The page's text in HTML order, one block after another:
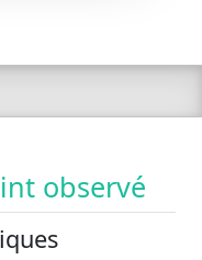
observé